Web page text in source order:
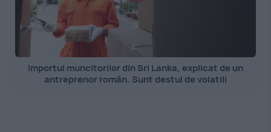
Importul muncitorilor din Sri Lanka, explicat de un
antreprenor român. Sunt destul de volatili